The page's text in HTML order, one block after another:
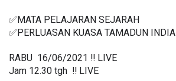
✅MATA PELAJARAN SEJARAH
✅PERLUASAN KUASA TAMADUN INDIA
RABU  16/06/2021 ‼️ LIVE
Jam 12.30 tgh  ‼️ LIVE